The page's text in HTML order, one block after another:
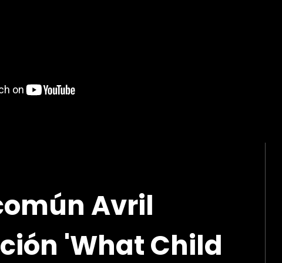
Avril
'What Child